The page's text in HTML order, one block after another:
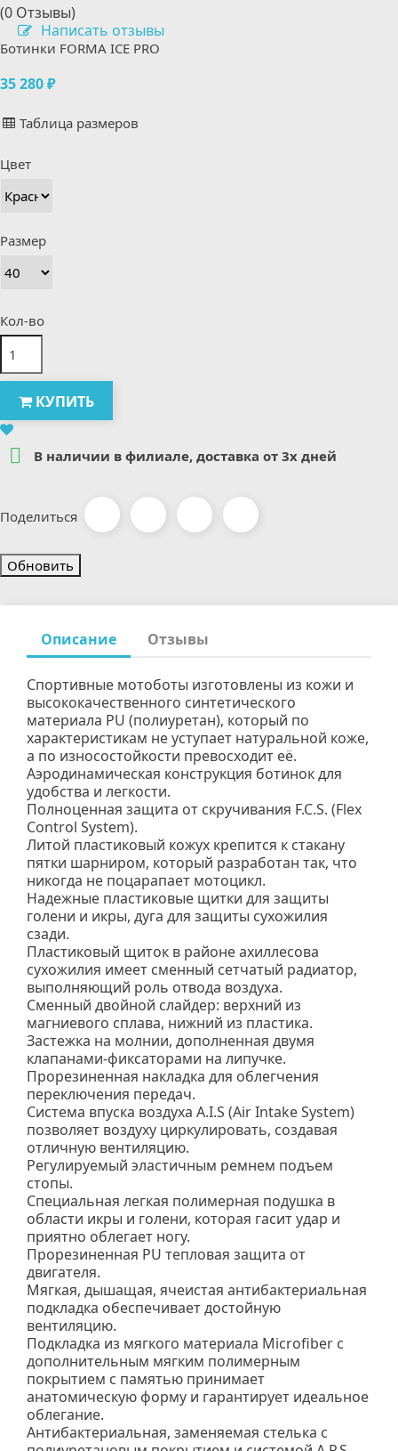
(0 Отзывы)
Написать отзывы
Ботинки FORMA ICE PRO
35 280 ₽
Таблица размеров
Цвет
Размер
Кол-во
КУПИТЬ
 В наличии в филиале, доставка от 3х дней
Поделиться
Описание Отзывы
Спортивные мотоботы изготовлены из кожи и
высококачественного синтетического
материала PU (полиуретан), который по
характеристикам не уступает натуральной коже,
а по износостойкости превосходит её.
Аэродинамическая конструкция ботинок для
удобства и легкости.
Полноценная защита от скручивания F.C.S. (Flex
Control System).
Литой пластиковый кожух крепится к стакану
пятки шарниром, который разработан так, что
никогда не поцарапает мотоцикл.
Надежные пластиковые щитки для защиты
голени и икры, дуга для защиты сухожилия
сзади.
Пластиковый щиток в районе ахиллесова
сухожилия имеет сменный сетчатый радиатор,
выполняющий роль отвода воздуха.
Сменный двойной слайдер: верхний из
магниевого сплава, нижний из пластика.
Застежка на молнии, дополненная двумя
клапанами-фиксаторами на липучке.
Прорезиненная накладка для облегчения
переключения передач.
Система впуска воздуха A.I.S (Air Intake System)
позволяет воздуху циркулировать, создавая
отличную вентиляцию.
Регулируемый эластичным ремнем подъем
стопы.
Специальная легкая полимерная подушка в
области икры и голени, которая гасит удар и
приятно облегает ногу.
Прорезиненная PU тепловая защита от
двигателя.
Мягкая, дышащая, ячеистая антибактериальная
подкладка обеспечивает достойную
вентиляцию.
Подкладка из мягкого материала Microfiber с
дополнительным мягким полимерным
покрытием с памятью принимает
анатомическую форму и гарантирует идеальное
облегание.
Антибактериальная, заменяемая стелька с